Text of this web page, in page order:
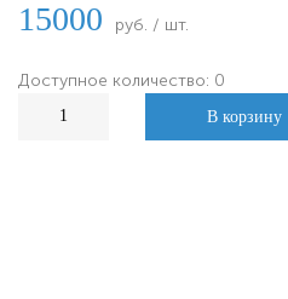
15000 руб. / шт.
Доступное количество: 0
В корзину